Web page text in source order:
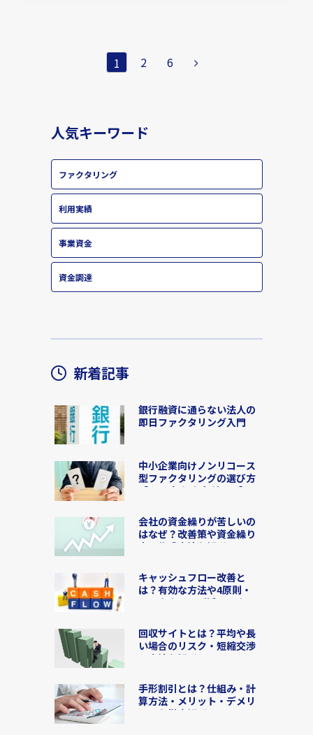
1 2 6
次
人気キーワード
ファクタリング
利用実績
事業資金
資金調達
新着記事
銀行融資に通らない法人の
即日ファクタリング入門
中小企業向けノンリコース
型ファクタリングの選び方
【2026年版完全ガイド】
会社の資金繰りが苦しいの
はなぜ？改善策や資金繰り
表の作成方法を解説
キャッシュフロー改善と
は？有効な方法や4原則・
ファクタリング活用による
回収サイトとは？平均や長
い場合のリスク・短縮交渉
の方法を解説
手形割引とは？仕組み・計
算方法・メリット・デメリ
ットを徹底解説